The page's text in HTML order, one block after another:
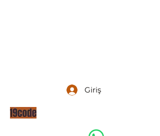
Giriş